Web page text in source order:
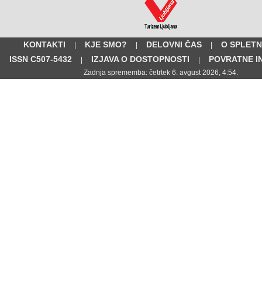
KONTAKTI | KJE SMO? | DELOVNI ČAS |
O
ISSN C507-5432
| IZJAVA O DOSTOPNOSTI | POVRATNE
Zadnja sprememba: četrtek 6. avgust 2026, 4:54.